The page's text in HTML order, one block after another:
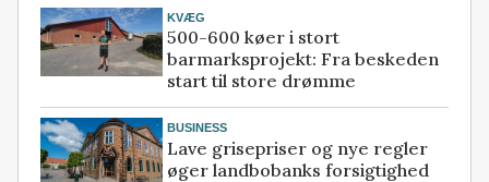
KVÆG
500-600 køer i stort
barmarksprojekt: Fra beskeden
start til store drømme
BUSINESS
Lave grisepriser og nye regler
øger landbobanks forsigtighed